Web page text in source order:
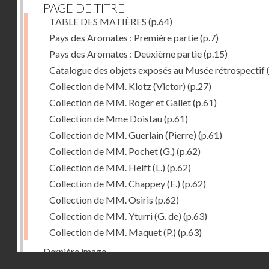
PAGE DE TITRE
TABLE DES MATIÈRES (p.64)
Pays des Aromates : Première partie(p.7)
Pays des Aromates : Deuxième partie(p.15)
Catalogue des objets exposés au Musée rétrospectif
Collection de MM. Klotz (Victor) (p.27)
Collection de MM. Roger et Gallet(p.61)
Collection de Mme Doistau(p.61)
Collection de MM. Guerlain (Pierre) (p.61)
Collection de MM. Pochet (G.) (p.62)
Collection de MM. Helft (L.) (p.62)
Collection de MM. Chappey (E.) (p.62)
Collection de MM. Osiris (p.62)
Collection de MM. Yturri (G. de) (p.63)
Collection de MM. Maquet (P.) (p.63)
Dernière image